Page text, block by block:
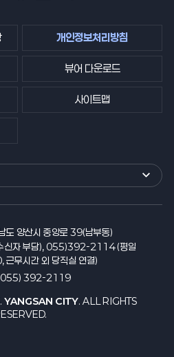
개인정보처리방침
뷰어 다운로드
사이트맵
양산시 중앙로 39(남부동)
자 부담), 055)392-2114 (평일
무시간 외 당직실 연결)
055) 392-2119
YANGSAN CITY. ALL RIGHTS